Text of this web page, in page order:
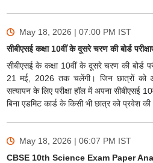
May 18, 2026 | 07:00 PM IST
सीबीएसई कक्षा 10वीं के दूसरे चरण की बोर्ड
सीबीएसई के कक्षा 10वीं के दूसरे चरण की
21 मई, 2026 तक चलेंगी। जिन छात्रों को
सत्यापन के लिए परीक्षा हॉल में अपना सीबीएसई
बिना एडमिट कार्ड के किसी भी छात्र को प्रवेश की
May 18, 2026 | 06:07 PM IST
CBSE 10th Science Exam Paper